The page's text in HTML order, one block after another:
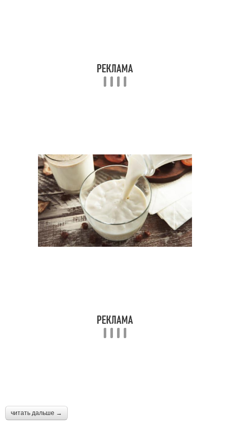
Маски для жирной кожи
Масла для жирной кожи Яйцо для волос
Кефир для волос Волос без укладки
читать дальше →